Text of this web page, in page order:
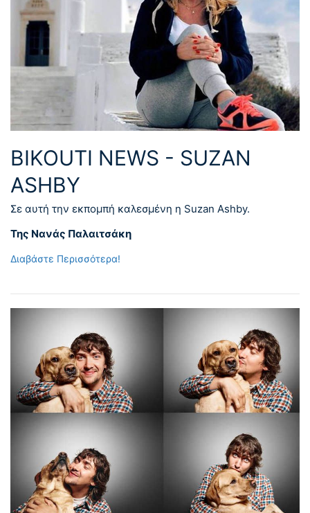
BIKOUTI NEWS - SUZAN
ASHBY
Σε αυτή την εκπομπή καλεσμένη η Suzan Ashby.
Της Νανάς Παλαιτσάκη
Διαβάστε Περισσότερα!